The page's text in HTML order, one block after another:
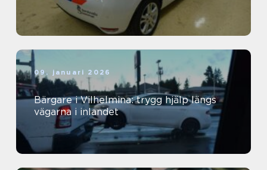
09. januari 2026
Bärgare i Vilhelmina: trygg hjälp längs
vägarna i inlandet